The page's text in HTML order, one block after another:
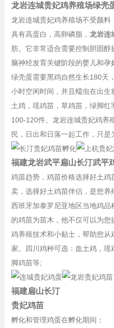
龙岩连城贵妃鸡养殖场绿壳
龙岩连城贵妃鸡养殖场不受颜
具有高蛋白，高卵磷脂， 龙岩连
肪。它非常适合需要控制胆固
脑神经发育关键阶段的婴儿和孕
绿壳蛋需要黑鸡自然生长180天
小时空闲时间，并且蠕虫在出
土鸡，瑶鸡苗，草鸡苗，绿脚
100-120件。龙岩连城贵妃鸡养
民，日出和日落一起工作，只是
福建龙岩武平扁山长汀武平
鸡苗趋势，鸡苗价格选择好土鸡
卖，选择好土鸡苗伴侣，是您
西班牙加泰罗尼亚地区当地鸡
的鸡苗为苗木，他不仅可以为
鸡养殖技术和小贴士，帮助您
家。四川鸡种可选：血土鸡，
脚鸡苗等;
福建扁山长汀
贵妃鸡苗
孵化和管理鸡蛋在孵化期间：